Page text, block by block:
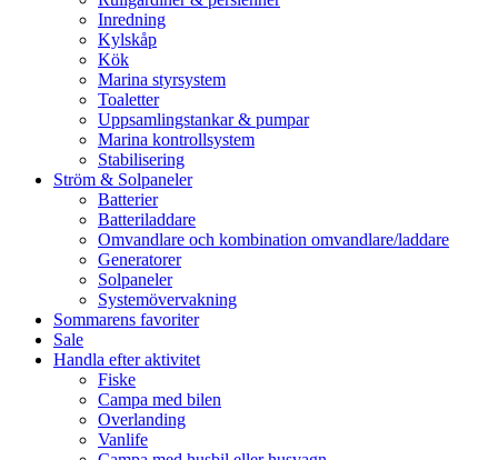
Inredning
Kylskåp
Kök
Marina styrsystem
Toaletter
Uppsamlingstankar & pumpar
Marina kontrollsystem
Stabilisering
Ström & Solpaneler
Batterier
Batteriladdare
Omvandlare och kombination omvandlare/laddare
Generatorer
Solpaneler
Systemövervakning
Sommarens favoriter
Sale
Handla efter aktivitet
Fiske
Campa med bilen
Overlanding
Vanlife